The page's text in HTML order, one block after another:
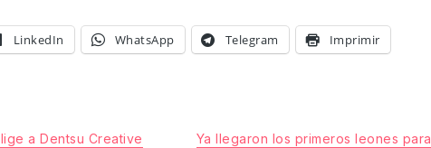
LinkedIn WhatsApp Telegram Imprimir
a Dentsu Creative
Ya llegaron los primeros leones para